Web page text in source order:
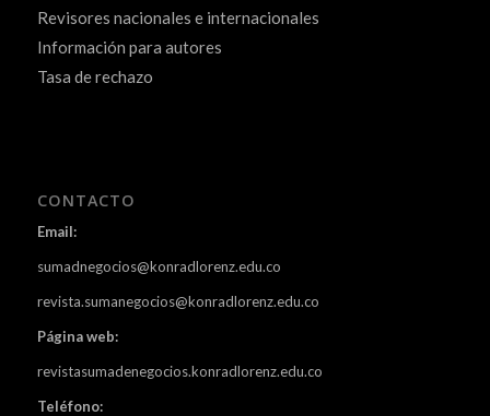
Revisores nacionales e internacionales
Información para autores
Tasa de rechazo
CONTACTO
Email:
sumadnegocios@konradlorenz.edu.co
revista.sumanegocios@konradlorenz.edu.co
Página web:
revistasumadenegocios.konradlorenz.edu.co
Teléfono: